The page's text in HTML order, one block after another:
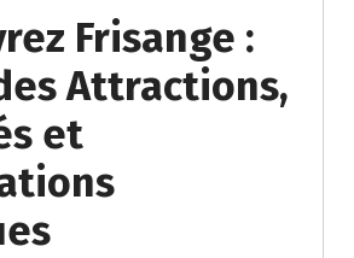
Frisange :
Attractions,
et